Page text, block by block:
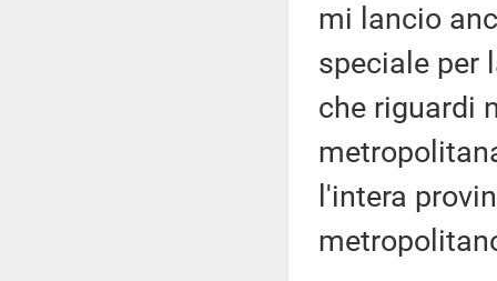
mi lancio
speciale per
che riguardi
l'intera